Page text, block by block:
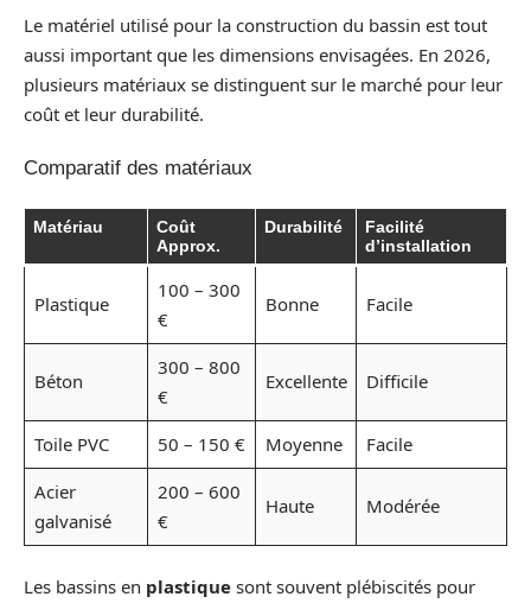
Le matériel utilisé pour la construction du bassin est tout
aussi important que les dimensions envisagées. En 2026,
plusieurs matériaux se distinguent sur le marché pour leur
coût et leur durabilité.
Comparatif des matériaux
Matériau
Coût
Approx.
Durabilité
Facilité
d’installation
Plastique
100 – 300
€
Bonne Facile
Béton
300 – 800
€
Excellente Difficile
Toile PVC 50 – 150 € Moyenne
Facile
Acier
galvanisé
200 – 600
€
Haute Modérée
Les bassins en plastique sont souvent plébiscités pour